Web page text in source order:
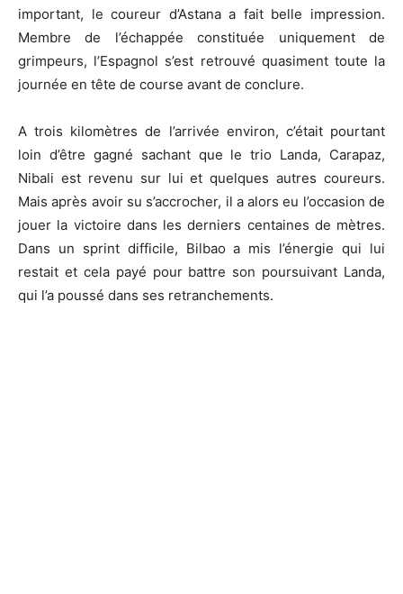
important, le coureur d’Astana a fait belle impression.
Membre de l’échappée constituée uniquement de
grimpeurs, l’Espagnol s’est retrouvé quasiment toute la
journée en tête de course avant de conclure.
A trois kilomètres de l’arrivée environ, c’était pourtant
loin d’être gagné sachant que le trio Landa, Carapaz,
Nibali est revenu sur lui et quelques autres coureurs.
Mais après avoir su s’accrocher, il a alors eu l’occasion de
jouer la victoire dans les derniers centaines de mètres.
Dans un sprint difficile, Bilbao a mis l’énergie qui lui
restait et cela payé pour battre son poursuivant Landa,
qui l’a poussé dans ses retranchements.